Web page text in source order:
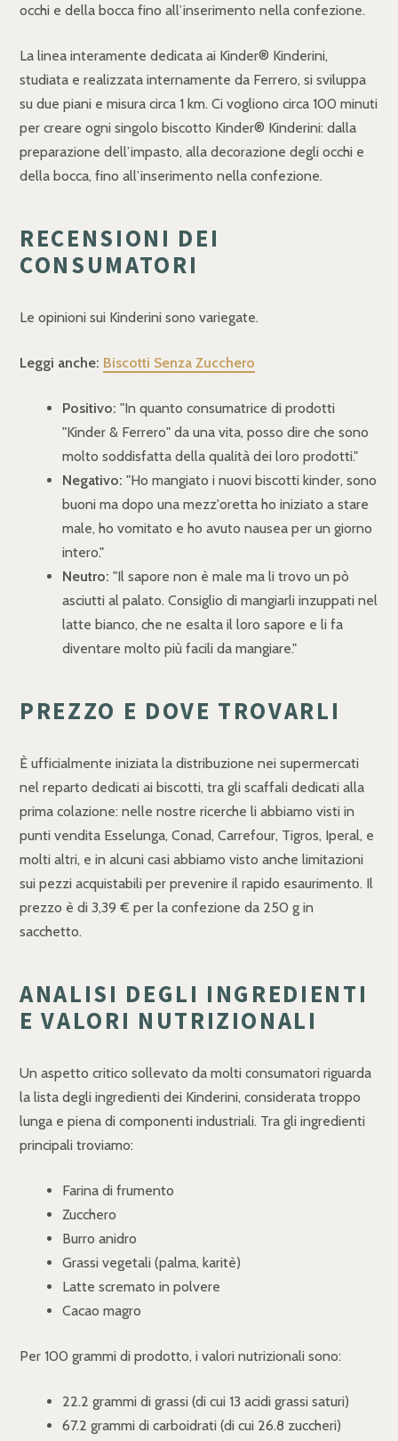
occhi e della bocca fino all’inserimento nella confezione.
La linea interamente dedicata ai Kinder® Kinderini,
studiata e realizzata internamente da Ferrero, si sviluppa
su due piani e misura circa 1 km. Ci vogliono circa 100 minuti
per creare ogni singolo biscotto Kinder® Kinderini: dalla
preparazione dell’impasto, alla decorazione degli occhi e
della bocca, fino all’inserimento nella confezione.
RECENSIONI DEI
CONSUMATORI
Le opinioni sui Kinderini sono variegate.
Leggi anche: Biscotti Senza Zucchero
Positivo: "In quanto consumatrice di prodotti
"Kinder & Ferrero" da una vita, posso dire che sono
molto soddisfatta della qualità dei loro prodotti."
Negativo: "Ho mangiato i nuovi biscotti kinder, sono
buoni ma dopo una mezz'oretta ho iniziato a stare
male, ho vomitato e ho avuto nausea per un giorno
intero."
Neutro: "Il sapore non è male ma li trovo un pò
asciutti al palato. Consiglio di mangiarli inzuppati nel
latte bianco, che ne esalta il loro sapore e li fa
diventare molto più facili da mangiare."
PREZZO E DOVE TROVARLI
È ufficialmente iniziata la distribuzione nei supermercati
nel reparto dedicati ai biscotti, tra gli scaffali dedicati alla
prima colazione: nelle nostre ricerche li abbiamo visti in
punti vendita Esselunga, Conad, Carrefour, Tigros, Iperal, e
molti altri, e in alcuni casi abbiamo visto anche limitazioni
sui pezzi acquistabili per prevenire il rapido esaurimento. Il
prezzo è di 3,39 € per la confezione da 250 g in
sacchetto.
ANALISI DEGLI INGREDIENTI
E VALORI NUTRIZIONALI
Un aspetto critico sollevato da molti consumatori riguarda
la lista degli ingredienti dei Kinderini, considerata troppo
lunga e piena di componenti industriali. Tra gli ingredienti
principali troviamo:
Farina di frumento
Zucchero
Burro anidro
Grassi vegetali (palma, karitè)
Latte scremato in polvere
Cacao magro
Per 100 grammi di prodotto, i valori nutrizionali sono:
22.2 grammi di grassi (di cui 13 acidi grassi saturi)
67.2 grammi di carboidrati (di cui 26.8 zuccheri)